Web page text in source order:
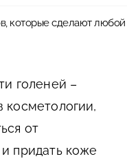
которые сделают любой
голеней –
косметологии,
от
придать коже